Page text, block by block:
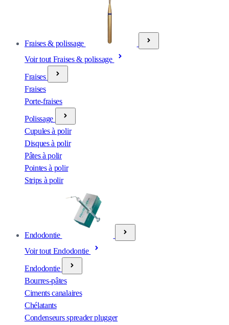
Fraises & polissage
Voir tout Fraises & polissage
Fraises
Fraises
Porte-fraises
Polissage
Cupules à polir
Disques à polir
Pâtes à polir
Pointes à polir
Strips à polir
Endodontie
Voir tout Endodontie
Endodontie
Bourres-pâtes
Ciments canalaires
Chélatants
Condenseurs spreader plugger